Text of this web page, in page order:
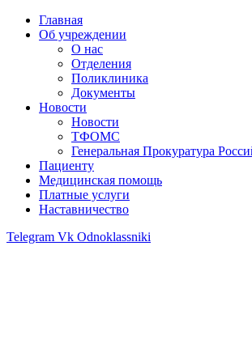
Главная
Об учреждении
О нас
Отделения
Поликлиника
Документы
Новости
Новости
ТФОМС
Генеральная Прокуратура
Пациенту
Медицинская помощь
Платные услуги
Наставничество
Telegram Vk Odnoklassniki